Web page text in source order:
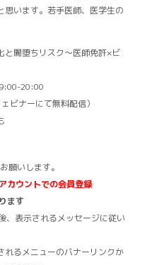
思います。若手医師、医学生の
と闇堕ちリスク〜医師免許×ビ
20:00
ビナーにて無料配信）
願いします。
カウントでの会員登録
ます
、表示されるメッセージに従い
れるメニューのバナーリンクか